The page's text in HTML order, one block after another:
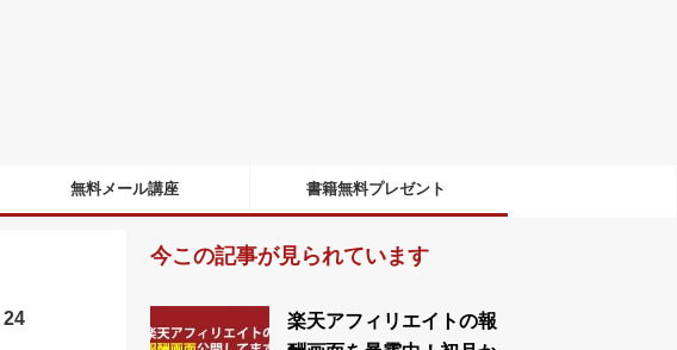
無料メール講座 書籍無料プレゼント
24
今この記事が見られています
楽天アフィリエイトの報